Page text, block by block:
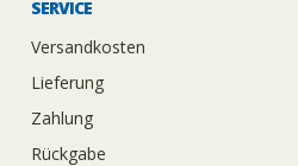
SERVICE
Versandkosten
Lieferung
Zahlung
Rückgabe